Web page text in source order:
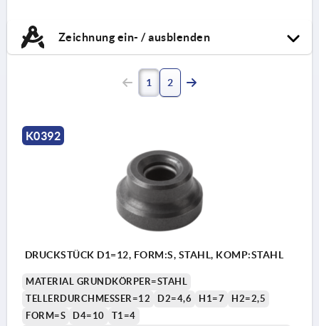
Zeichnung ein- / ausblenden
1 2
K0392
DRUCKSTÜCK D1=12, FORM:S, STAHL, KOMP:STAHL
MATERIAL GRUNDKÖRPER=STAHL
TELLERDURCHMESSER=12
D2=4,6 H1=7
H2=2,5
FORM=S
D4=10
T1=4